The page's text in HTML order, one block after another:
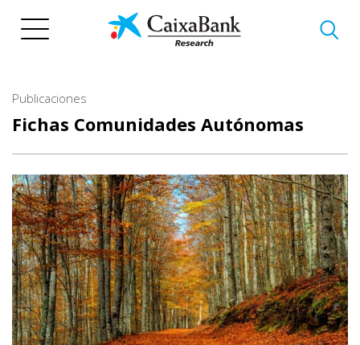
Publicaciones
Fichas Comunidades Autónomas